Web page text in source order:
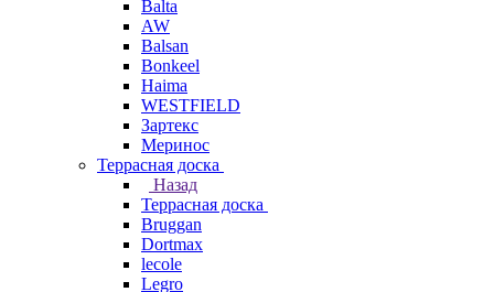
Balta
AW
Balsan
Bonkeel
Haima
WESTFIELD
Зартекс
Меринос
Террасная доска
Назад
Террасная доска
Bruggan
Dortmax
lecole
Legro